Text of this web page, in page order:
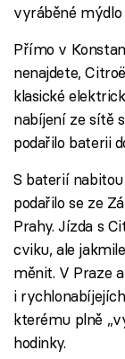
vyráběné
Přímo v
nenajdete,
klasické
nabíjení ze sítě
podařilo baterii
S baterií
podařilo se ze
Prahy. Jízda s
cviku, ale
měnit. V Praze
i
kterému plně
hodinky.